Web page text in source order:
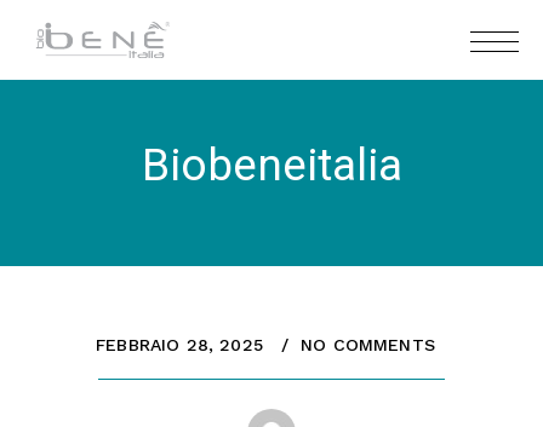
Biobeneitalia
FEBBRAIO 28, 2025 NO COMMENTS